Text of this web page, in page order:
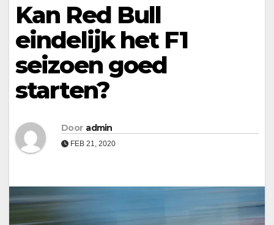
Kan Red Bull
eindelijk het F1
seizoen goed
starten?
Door admin
FEB 21, 2020